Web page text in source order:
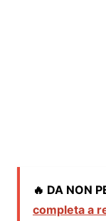
🔥 DA NON
completa a